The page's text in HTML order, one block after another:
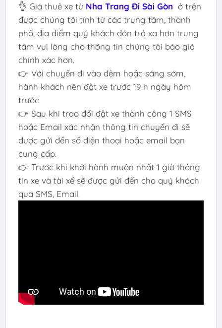
👌 Giá thuê xe từ Nha Trang Đi Sài Gòn ở trên
được chúng tôi tính từ các trung tâm, thành
phố, địa điểm quý khách đón trả xa hơn trung
tâm vui lòng cho thông tin chúng tôi báo giá
chính xác hơn.
👉 Với chuyến đi vào đêm hoặc sáng sớm,
hành khách nên đặt xe trước 19 h ngày hôm
trước
👉 Sau khi trao đổi đặt xe thành công 1 SMS
hoặc Email xác nhận thông tin chuyến đi sẽ
được gửi đến số điện thoại hoặc email bạn
cung cấp.
👉 Trước khi khởi hành muộn nhất 1 giờ thông
tin xe và tài xế sẽ được gửi đến cho quý khách
qua SMS, Email.